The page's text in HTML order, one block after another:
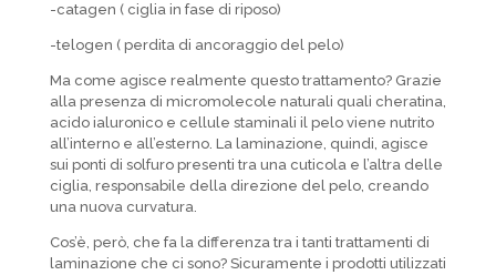
-catagen ( ciglia in fase di riposo)
-telogen ( perdita di ancoraggio del pelo)
Ma come agisce realmente questo trattamento? Grazie
alla presenza di micromolecole naturali quali cheratina,
acido ialuronico e cellule staminali il pelo viene nutrito
all’interno e all’esterno. La laminazione, quindi, agisce
sui ponti di solfuro presenti tra una cuticola e l’altra delle
ciglia, responsabile della direzione del pelo, creando
una nuova curvatura.
Cos’è, però, che fa la differenza tra i tanti trattamenti di
laminazione che ci sono? Sicuramente i prodotti utilizzati